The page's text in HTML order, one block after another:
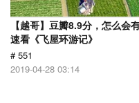
【越哥】豆瓣8.9分，怎么会
速看《飞屋环游记》
# 551
2019-04-28 03:14